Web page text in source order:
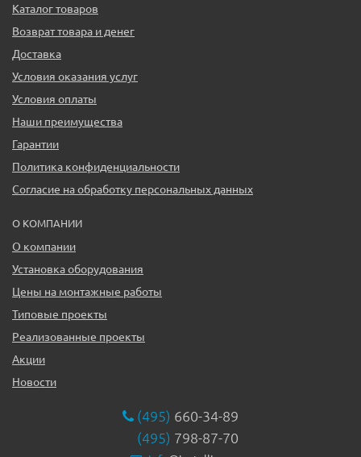
Каталог товаров
Возврат товара и денег
Доставка
Условия оказания услуг
Условия оплаты
Наши преимущества
Гарантии
Политика конфиденциальности
Согласие на обработку персональных данных
О КОМПАНИИ
О компании
Установка оборудования
Цены на монтажные работы
Типовые проекты
Реализованные проекты
Акции
Новости
(495) 660-34-89
(495) 798-87-70